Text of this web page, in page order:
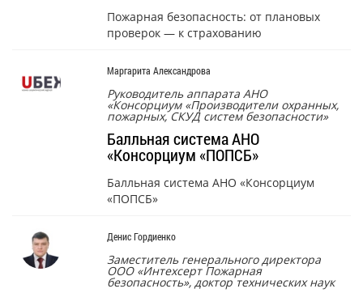
Пожарная безопасность: от плановых
проверок — к страхованию
Маргарита Александрова
Руководитель аппарата АНО
«Консорциум «Производители охранных,
пожарных, СКУД систем безопасности»
Балльная система АНО
«Консорциум «ПОПСБ»
Балльная система АНО «Консорциум
«ПОПСБ»
Денис Гордиенко
Заместитель генерального директора
ООО «Интехсерт Пожарная
безопасность», доктор технических наук